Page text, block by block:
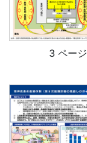
3 ページ